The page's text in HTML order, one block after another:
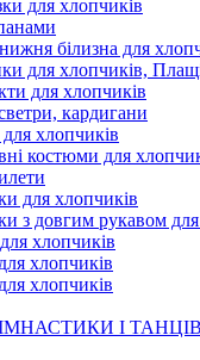
для хлопчиків
білизна для
для хлопчиків,
для хлопчиків
кардигани
хлопчиків
костюми для
для хлопчиків
з довгим рукавом для
хлопчиків
хлопчиків
хлопчиків
І ТАНЦІВ